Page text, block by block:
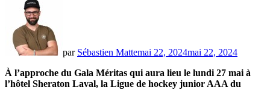
par Sébastien Mattemai 22, 2024mai 22, 2024
À l’approche du Gala Méritas qui aura lieu le lundi 27 mai à
l’hôtel Sheraton Laval, la Ligue de hockey junior AAA du